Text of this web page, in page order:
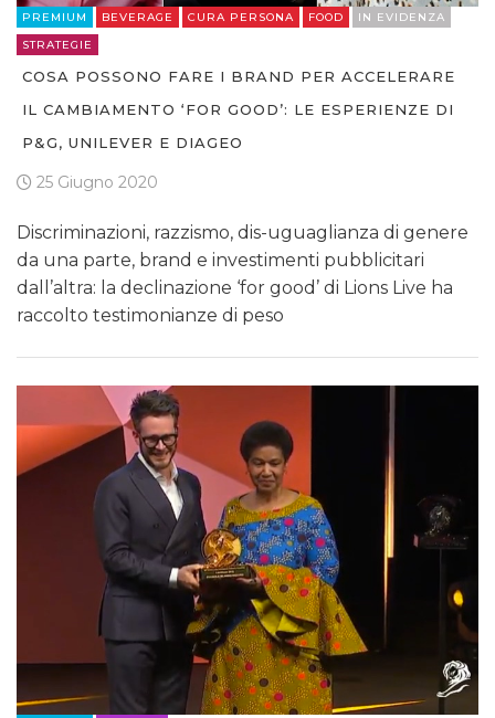
PREMIUM BEVERAGE CURA PERSONA FOOD
IN EVIDENZA
STRATEGIE
COSA POSSONO FARE I BRAND PER ACCELERARE
IL CAMBIAMENTO ‘FOR GOOD’: LE ESPERIENZE DI
P&G, UNILEVER E DIAGEO
25 Giugno 2020
Discriminazioni, razzismo, dis-uguaglianza di genere
da una parte, brand e investimenti pubblicitari
dall’altra: la declinazione ‘for good’ di Lions Live ha
raccolto testimonianze di peso